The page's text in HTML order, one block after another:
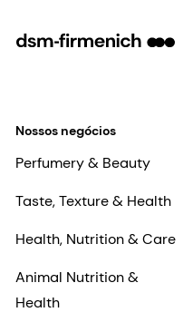
Nossos negócios
Perfumery & Beauty
Taste, Texture & Health
Health, Nutrition & Care
Animal Nutrition &
Health